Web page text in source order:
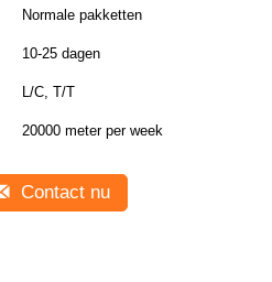
Normale pakketten
10-25 dagen
L/C, T/T
20000 meter per week
Contact nu